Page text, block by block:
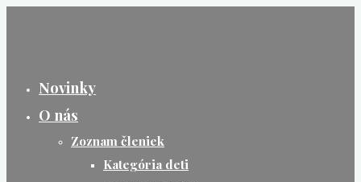
Novinky
O nás
Zoznam členiek
Kategória deti